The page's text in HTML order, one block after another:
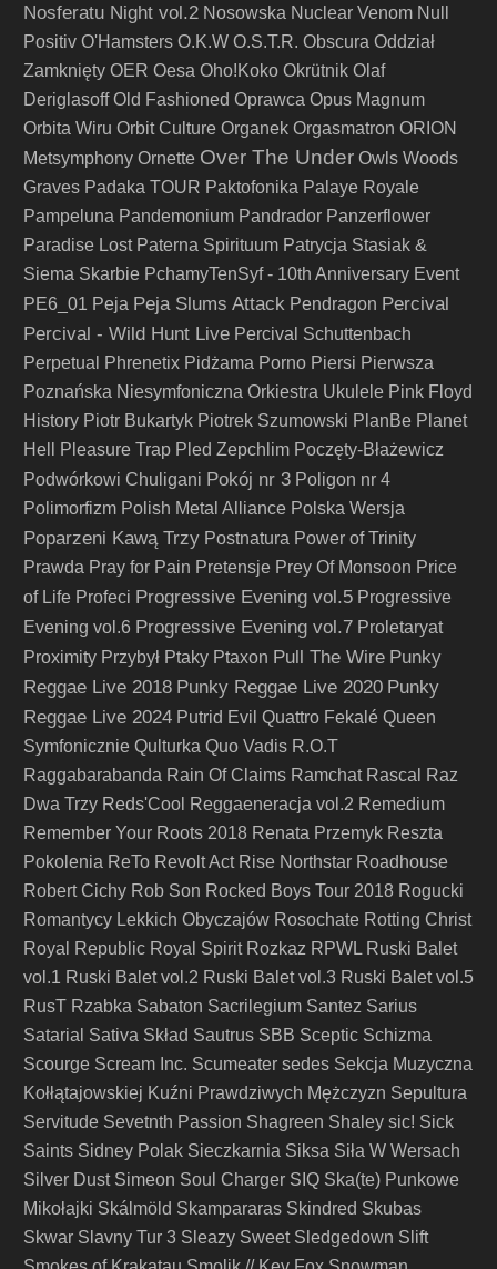
Nosferatu Night vol.2 Nosowska Nuclear Venom Null
Positiv O'Hamsters O.K.W O.S.T.R. Obscura Oddział
Zamknięty OER Oesa Oho!Koko Okrütnik Olaf
Deriglasoff Old Fashioned Oprawca Opus Magnum
Orbita Wiru Orbit Culture Organek Orgasmatron ORION
Metsymphony Ornette Over The Under Owls Woods
Graves Padaka TOUR Paktofonika Palaye Royale
Pampeluna Pandemonium Pandrador Panzerflower
Paradise Lost Paterna Spirituum Patrycja Stasiak &
Siema Skarbie PchamyTenSyf - 10th Anniversary Event
PE6_01 Peja Peja Slums Attack Pendragon Percival
Percival - Wild Hunt Live Percival Schuttenbach
Perpetual
Phrenetix Pidżama Porno Piersi Pierwsza
Poznańska Niesymfoniczna Orkiestra Ukulele Pink Floyd
History Piotr Bukartyk Piotrek Szumowski PlanBe Planet
Hell
Pleasure Trap Pled Zepchlim Poczęty-Błażewicz
Podwórkowi Chuligani Pokój nr 3 Poligon nr 4
Polimorfizm Polish Metal Alliance Polska Wersja
Poparzeni Kawą Trzy Postnatura Power of Trinity
Prawda Pray for Pain Pretensje Prey Of Monsoon Price
of Life Profeci Progressive Evening vol.5 Progressive
Evening vol.6 Progressive Evening vol.7 Proletaryat
Proximity Przybył Ptaky Ptaxon Pull The Wire Punky
Reggae Live 2018 Punky Reggae Live 2020 Punky
Reggae Live 2024 Putrid Evil Quattro Fekalé Queen
Symfonicznie Qulturka Quo Vadis R.O.T
Raggabarabanda Rain Of Claims Ramchat Rascal
Raz
Dwa Trzy Reds'Cool Reggaeneracja vol.2 Remedium
Remember Your Roots 2018 Renata Przemyk Reszta
Pokolenia ReTo Revolt Act Rise Northstar Roadhouse
Robert Cichy Rob Son Rocked Boys Tour 2018 Rogucki
Romantycy Lekkich Obyczajów Rosochate Rotting Christ
Royal Republic Royal Spirit Rozkaz RPWL Ruski Balet
vol.1 Ruski Balet vol.2 Ruski Balet vol.3 Ruski Balet vol.5
RusT Rzabka Sabaton Sacrilegium Santez Sarius
Satarial Sativa Skład Sautrus SBB Sceptic Schizma
Scourge Scream Inc. Scumeater sedes Sekcja Muzyczna
Kołłątajowskiej Kuźni Prawdziwych Mężczyzn Sepultura
Servitude Sevetnth Passion Shagreen Shaley sic! Sick
Saints Sidney Polak Sieczkarnia Siksa Siła W Wersach
Silver Dust Simeon Soul Charger SIQ Ska(te) Punkowe
Mikołajki Skálmöld Skampararas Skindred Skubas
Skwar Slavny Tur 3 Sleazy Sweet Sledgedown Slift